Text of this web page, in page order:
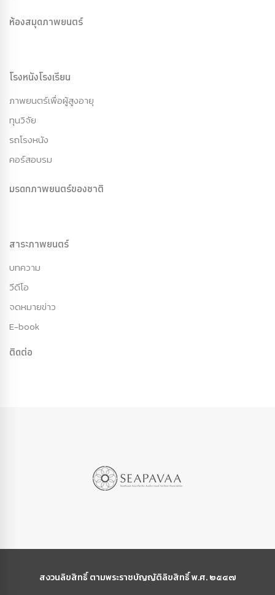
ห้องสมุดภาพยนตร์
โรงหนังโรงเรียน
ภาพยนตร์เพื่อผู้สูงอายุ
ทุนวิจัย
รถโรงหนัง
คอร์สอบรม
มรดกภาพยนตร์ของชาติ
สาระภาพยนตร์
บทความ
วีดีโอ
จดหมายข่าว
E-book
ติดต่อ
สงวนลิขสิทธิ์ ตามพระราชบัญญัติลิขสิทธิ์ พ.ศ. ๒๕๔๗